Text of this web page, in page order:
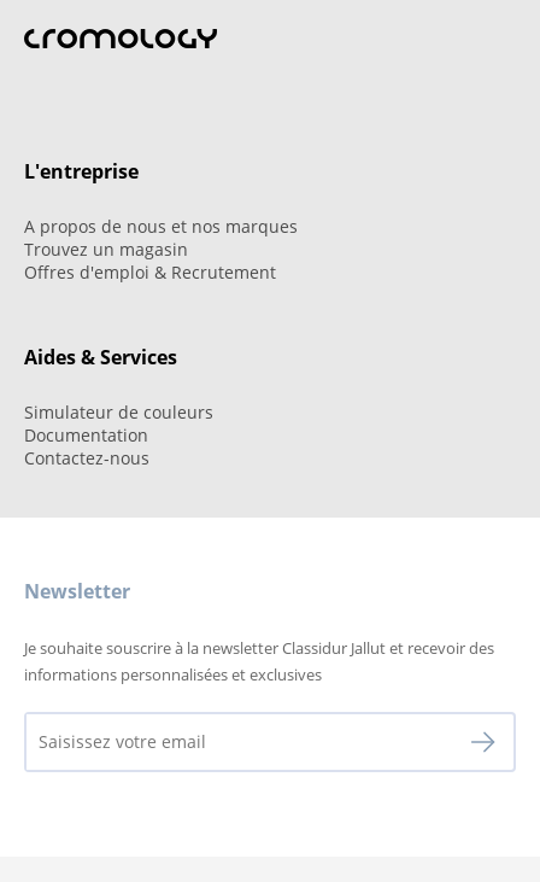
L'entreprise
A propos de nous et nos marques
Trouvez un magasin
Offres d'emploi & Recrutement
Aides & Services
Simulateur de couleurs
Documentation
Contactez-nous
Newsletter
Je souhaite souscrire à la newsletter Classidur Jallut et recevoir des
informations personnalisées et exclusives